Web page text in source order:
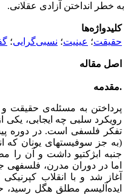
به خطر انداختن آزادی عقلانی.
کلیدواژه‌ها
حقیقت؛ عینیت؛ نسبی‌گرایی؛
اصل مقاله
.مقدمه
پرداختن به مسئله‌ی حقیقت
رویکرد سلبی چه ایجابی،
تفکر فلسفی است. در دوره
(به جز سوفیست­های یونان که
جنبه ابژکتیو داشت و آن را
اما در دوران مدرن، فلسفه­ی
آغاز شد و با انقلاب
ایده‌آلیسم مطلق هگل رسید،